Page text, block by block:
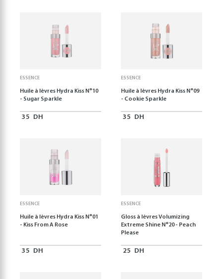
ESSENCE
Huile à lèvres Hydra Kiss N°10
- Sugar Sparkle
35 DH
ESSENCE
Huile à lèvres Hydra Kiss N°09
- Cookie Sparkle
35 DH
ESSENCE
Huile à lèvres Hydra Kiss N°01
- Kiss From A Rose
35 DH
ESSENCE
Gloss à lèvres Volumizing
Extreme Shine N°20 - Peach
Please
25 DH